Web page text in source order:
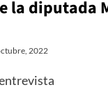
la diputada
2022